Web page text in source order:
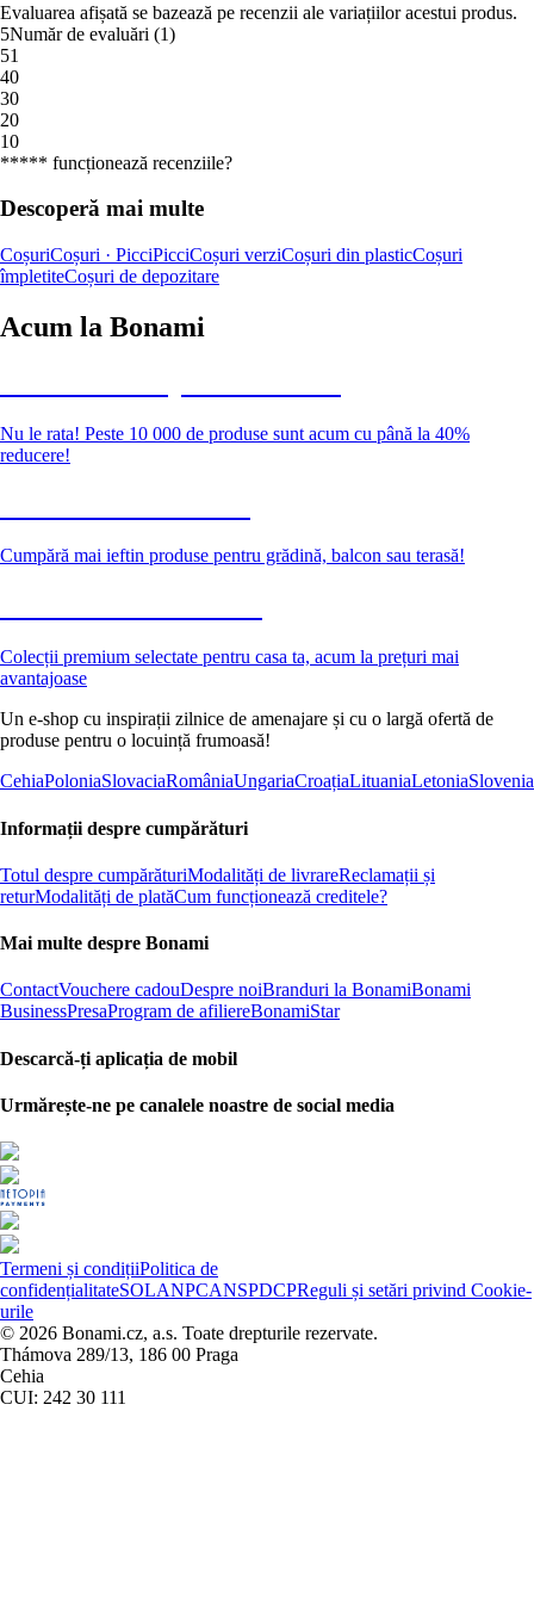
Evaluarea afișată se bazează pe recenzii ale variațiilor acestui produs.
5Număr de evaluări (1)
51
40
30
20
10
***** funcționează recenziile?
Descoperă mai multe
CoșuriCoșuri · PicciPicciCoșuri verziCoșuri din plasticCoșuri
împletiteCoșuri de depozitare
Acum la Bonami
Nu le rata! Peste 10 000 de produse sunt acum cu până la 40%
reducere!
Cumpără mai ieftin produse pentru grădină, balcon sau terasă!
Colecții premium selectate pentru casa ta, acum la prețuri mai
avantajoase
Un e-shop cu inspirații zilnice de amenajare și cu o largă ofertă de
produse pentru o locuință frumoasă!
CehiaPoloniaSlovaciaRomâniaUngariaCroațiaLituaniaLetoniaSlovenia
Informații despre cumpărături
Totul despre cumpărăturiModalități de livrareReclamații și
returModalități de platăCum funcționează creditele?
Mai multe despre Bonami
ContactVouchere cadouDespre noiBranduri la BonamiBonami
BusinessPresaProgram de afiliereBonamiStar
Descarcă-ți aplicația de mobil
Urmărește-ne pe canalele noastre de social media
Termeni și condițiiPolitica de
confidențialitateSOLANPCANSPDCPReguli și setări privind Cookie-
urile
© 2026 Bonami.cz, a.s. Toate drepturile rezervate.
Thámova 289/13, 186 00 Praga
Cehia
CUI: 242 30 111